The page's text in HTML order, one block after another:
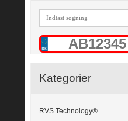
Kategorier
RVS Technology®